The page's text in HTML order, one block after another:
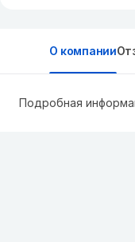
О компании
Подробная